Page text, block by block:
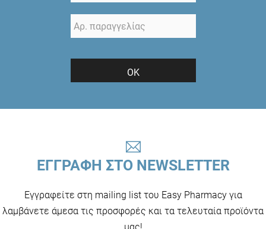
ΟΚ
ΕΓΓΡΑΦΗ ΣΤΟ NEWSLETTER
Εγγραφείτε στη mailing list του Easy Pharmacy για
λαμβάνετε άμεσα τις προσφορές και τα τελευταία προϊόντα